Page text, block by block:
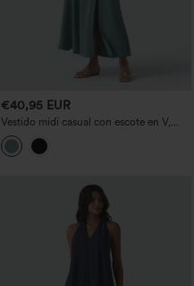
€40,95 EUR
Vestido midi casual con escote en V,
manga corta, efecto lino y bolsillos